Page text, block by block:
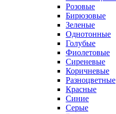
Розовые
Бирюзовые
Зеленые
Однотонные
Голубые
Фиолетовые
Сиреневые
Коричневые
Разноцветные
Красные
Синие
Серые